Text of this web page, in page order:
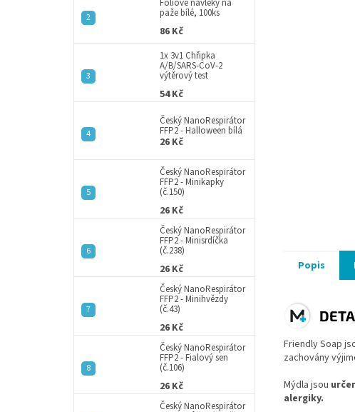
paže bílé, 100ks
86 Kč
1x 3v1 Chřipka
A/B/SARS-CoV-2
výtěrový test
54 Kč
Český NanoRespirátor
FFP2 - Halloween bílá
26 Kč
Český NanoRespirátor
FFP2 - Minikapky
(č.150)
26 Kč
Český NanoRespirátor
FFP2 - Minisrdíčka
(č.238)
26 Kč
Český NanoRespirátor
FFP2 - Minihvězdy
(č.43)
26 Kč
Český NanoRespirátor
FFP2 - Fialový sen
(č.106)
26 Kč
Český NanoRespirátor
Popis
Friendly Soap
zachovány
Mýdla jsou
alergiky.